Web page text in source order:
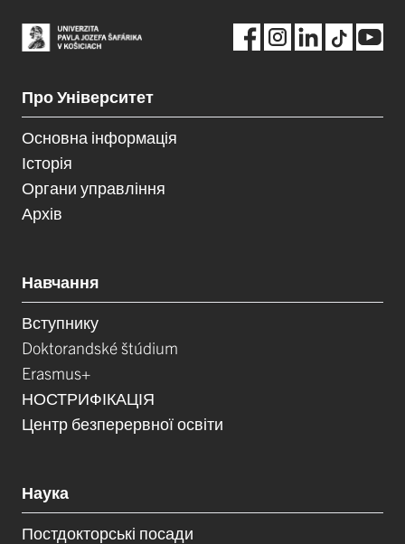
Про Університет
Основна інформація
Історія
Органи управління
Архів
Навчання
Вступнику
Doktorandské štúdium
Erasmus+
НОСТРИФІКАЦІЯ
Центр безперервної освіти
Наука
Постдокторські посади